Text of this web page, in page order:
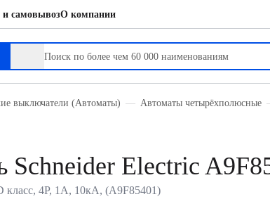
и самовывозО компании
выключатели (Автоматы) Автоматы четырёхполюсные
Schneider Electric
класс, 4P, 1А, 10кА, (A9F85401)